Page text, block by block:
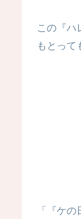
この『ハ
もとって
「『ケ